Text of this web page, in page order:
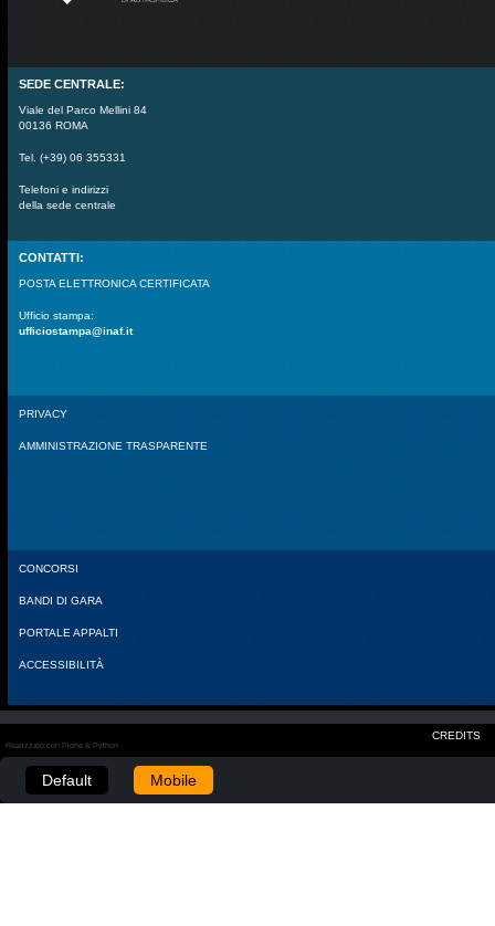
SEDE CENTRALE:
Viale del Parco Mellini 84
00136 ROMA
Tel. (+39) 06 355331
Telefoni e indirizzi
della sede centrale
CONTATTI:
POSTA ELETTRONICA CERTIFICATA
Ufficio stampa:
ufficiostampa@inaf.it
PRIVACY
AMMINISTRAZIONE TRASPARENTE
CONCORSI
BANDI DI GARA
PORTALE APPALTI
ACCESSIBILITÀ
CREDITS
Realizzato con Plone & Python
Default Mobile